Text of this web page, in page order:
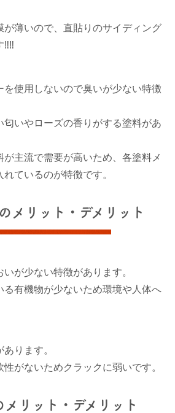
が薄いので、直貼りのサイディング
‼‼
を使用しないので臭いが少ない特徴
匂いやローズの香りがする塗料があ
が主流で需要が高いため、各塗料メ
ているのが特徴です。
メリット・デメリット
が少ない特徴があります。
る有機物が少ないため環境や人体へ
ります。
がないためクラックに弱いです。
リット・デメリット